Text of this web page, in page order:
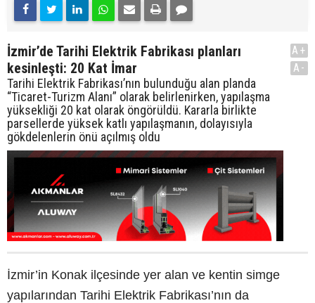
İzmir’de Tarihi Elektrik Fabrikası planları
kesinleşti: 20 Kat İmar
Tarihi Elektrik Fabrikası’nın bulunduğu alan planda
“Ticaret-Turizm Alanı” olarak belirlenirken, yapılaşma
yüksekliği 20 kat olarak öngörüldü. Kararla birlikte
parsellerde yüksek katlı yapılaşmanın, dolayısıyla
gökdelenlerin önü açılmış oldu
A+
A-
İzmir’in Konak ilçesinde yer alan ve kentin simge
yapılarından Tarihi Elektrik Fabrikası’nın da